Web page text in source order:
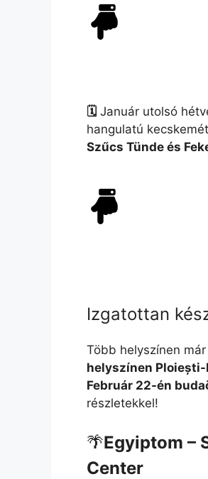
🗓️ Január utolsó
hangulatú
Szűcs Tünde és
Izgatottan
Több helyszínen
helyszínen
Február 22-én
részletekkel!
🌴Egyiptom –
Center